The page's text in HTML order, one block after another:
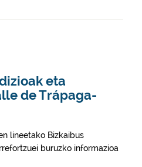
eta
de Trápaga-
lineetako Bizkaibus
buruzko informazioa